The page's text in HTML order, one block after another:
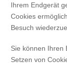
Ihrem Endgerät
Cookies
Besuch
Sie können Ihren
Setzen von